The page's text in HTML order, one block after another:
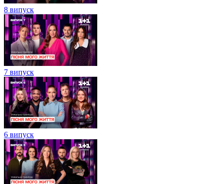
8 випуск
7 випуск
6 випуск